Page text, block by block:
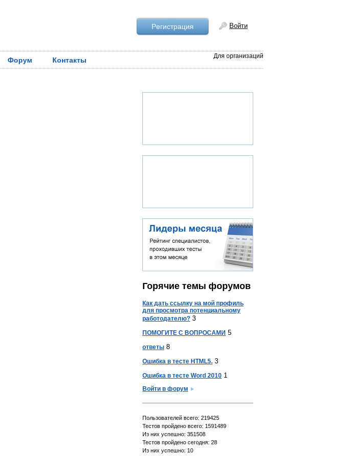
Рeгистрация Войти
Для организаций
Форум Контакты
Горячие темы форумов
Как дать ссылку на мой профиль
для просмотра потенциальному
работодателю? 3
ПОМОГИТЕ С ВОПРОСАМИ 5
ответы 8
Ошибка в тесте HTML5. 3
Ошибка в тесте Word 2010 1
Войти в форум
Пользователей всего: 219425
Тестов пройдено всего: 1591489
Из них успешно: 351508
Тестов пройдено сегодня: 28
Из них успешно: 10